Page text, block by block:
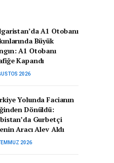
A1 Otobanı
Büyük
A1 Otobanı
Kapandı
2026
Yolunda Facianın
Dönüldü:
Gurbetçi
Aracı Alev Aldı
2026